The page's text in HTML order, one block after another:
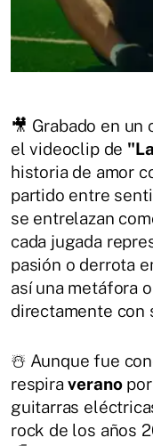
🎥 Grabado en
el videoclip de
historia de amor
partido entre
se entrelazan
cada jugada
pasión o derrota
así una metáfora
directamente con
☃️ Aunque fue
respiraveranopor
guitarras
rock de los años